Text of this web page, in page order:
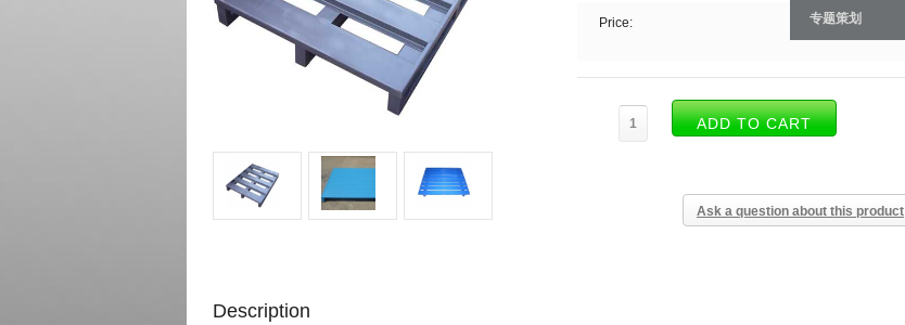
专题策划
Price:
Ask a question about this product
Description